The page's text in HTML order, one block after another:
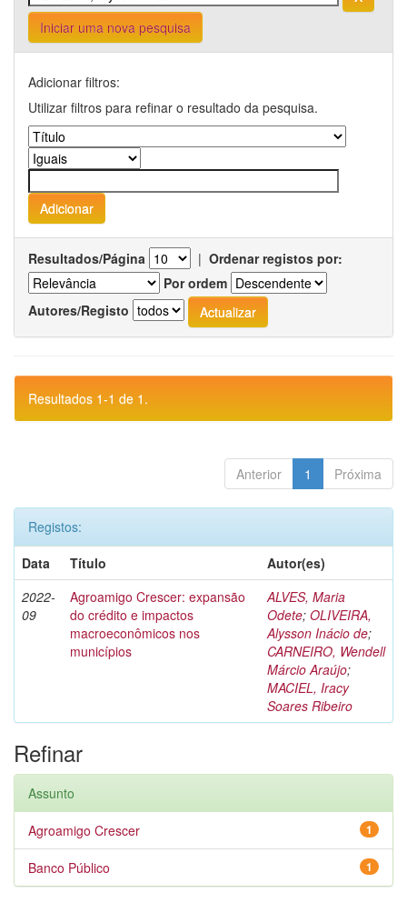
Iniciar uma nova pesquisa
Adicionar filtros:
Utilizar filtros para refinar o resultado da pesquisa.
Resultados/Página | Ordenar registos por:
Por ordem
Autores/Registo
Resultados 1-1 de 1.
Anterior 1 Próxima
Registos:
Data
Título
Autor(es)
2022-
09
Agroamigo Crescer: expansão
do crédito e impactos
macroeconômicos nos
municípios
ALVES, Maria
Odete; OLIVEIRA,
Alysson Inácio de;
CARNEIRO, Wendell
Márcio Araújo;
MACIEL, Iracy
Soares Ribeiro
Refinar
Assunto
1
Agroamigo Crescer
1
Banco Público